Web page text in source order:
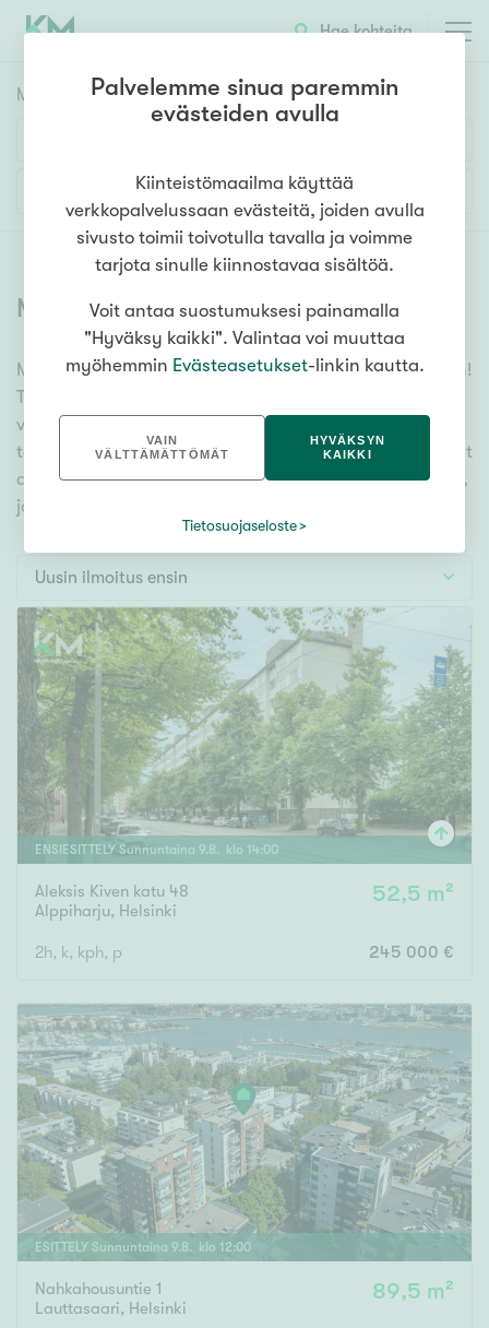
Hae kohteita
Myyntikohteet
1h 2h 3h 4h 5h+
Asuntotyyppi
Kerros-/luhtitalo
Rivitalo/paritalo
Omakoti-/erillistalo
Maa- tai metsätila
Vapaa-ajan asunto
Muut
Hinta
000 000 €
Pinta-ala
Asuinpinta-ala Kokonaispinta-ala
Rakennusvuosi
Uudiskohteet
Vain uudiskohteet Ei uudiskohteita
Arvokohteet
Lisää hakuehtoja
Myytävät asunnot (6338)
Meiltä löydät myytävät asunnot, oli tarpeesi mikä vain!
Tuhansien kohteiden ja satojen kiinteistönvälittäjien
verkostomme auttaa sinua kenties elämäsi
tärkeimmässä päätöksessä. Katso alta kaikki myytävät
asunnot. Hyödynnä myös kätevää hakutyökaluamme,
jonka avulla löydät omien toiveidesi mukaisen kodin.
Uusin ilmoitus ensin
ENSIESITTELY Sunnuntaina 9. 8 . klo 14:00
Aleksis Kiven katu 48
Alppiharju, Helsinki
52,5 m²
2h, k, kph, p 245 000 €
ESITTELY Sunnuntaina 9.8. klo 12:00
Nahkahousuntie 1
Lauttasaari, Helsinki
89,5 m²
Palvelemme sinua paremmin
evästeiden avulla
Kiinteistömaailma käyttää
verkkopalvelussaan evästeitä, joiden avulla
sivusto toimii toivotulla tavalla ja voimme
tarjota sinulle kiinnostavaa sisältöä.
Voit antaa suostumuksesi painamalla
"Hyväksy kaikki". Valintaa voi muuttaa
myöhemmin Evästeasetukset-linkin kautta.
VAIN
VÄLTTÄMÄTTÖMÄT
HYVÄKSYN
KAIKKI
Tietosuojaseloste